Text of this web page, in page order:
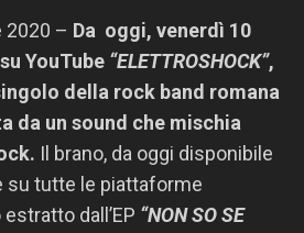
2020 – Da oggi, venerdì 10
YouTube “ELETTROSHOCK”,
della rock band romana
da un sound che mischia
Il brano, da oggi disponibile
su tutte le piattaforme
dall’EP “NON SO SE